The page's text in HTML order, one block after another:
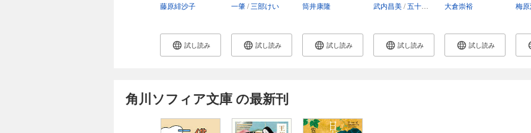
藤原緋沙子
試し読み
一肇 三部けい
試し読み
筒井康隆
試し読み
武内昌美 五十嵐かおる
試し読み
大倉崇裕
試し読み
梅
角川ソフィア文庫 の最新刊